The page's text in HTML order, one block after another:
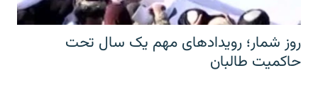
روز شمار؛ رویدادهای مهم یک سال تحت
حاکمیت طالبان